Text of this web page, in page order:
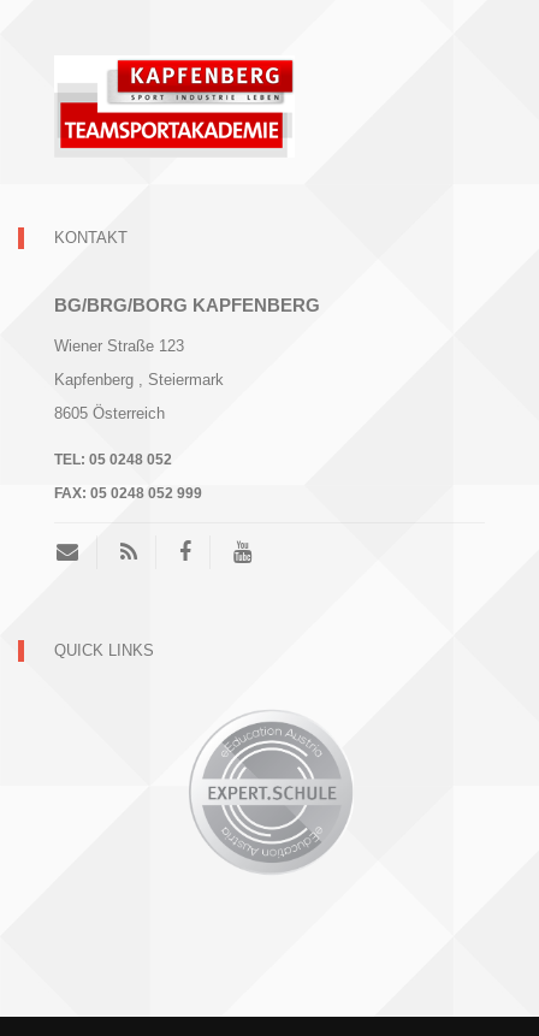
KONTAKT
BG/BRG/BORG KAPFENBERG
Wiener Straße 123
Kapfenberg , Steiermark
8605 Österreich
TEL: 05 0248 052
FAX: 05 0248 052 999
QUICK LINKS